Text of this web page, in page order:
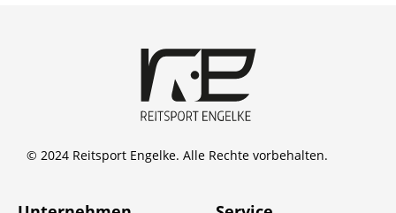
© 2024 Reitsport Engelke. Alle Rechte vorbehalten.